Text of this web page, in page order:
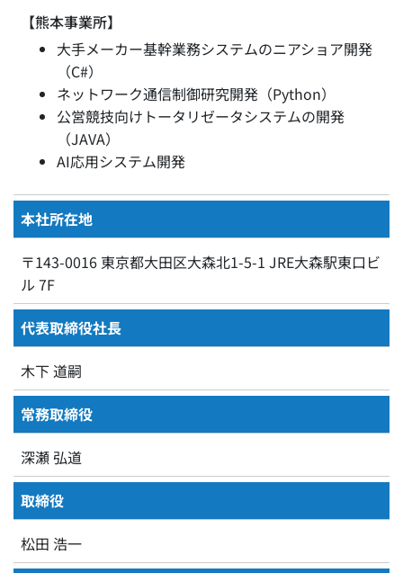
【熊本事業所】
大手メーカー基幹業務システムのニアショア開発
（C#）
ネットワーク通信制御研究開発（Python）
公営競技向けトータリゼータシステムの開発
（JAVA）
AI応用システム開発
本社所在地
〒143-0016 東京都大田区大森北1-5-1 JRE大森駅東口ビ
ル 7F
代表取締役社長
木下 道嗣
常務取締役
深瀬 弘道
取締役
松田 浩一